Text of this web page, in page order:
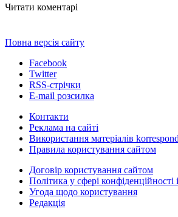
Читати коментарі
Повна версія сайту
Facebook
Twitter
RSS-стрічки
E-mail розсилка
Контакти
Реклама на сайті
Використання матеріалів
Правила користування сайтом
Договір користування сайтом
Політика у сфері
Угода щодо користування
Редакція